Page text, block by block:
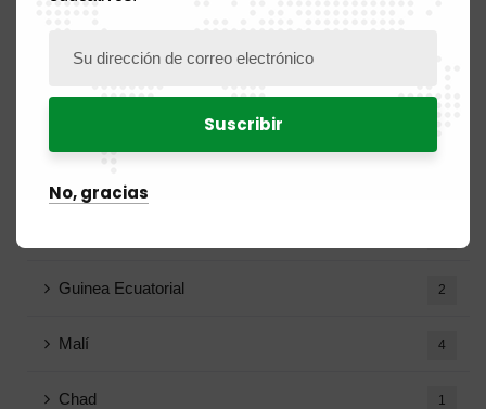
Costa de Marfil
Guinea Ecuatorial 2
Malí 4
Chad 1
No, gracias